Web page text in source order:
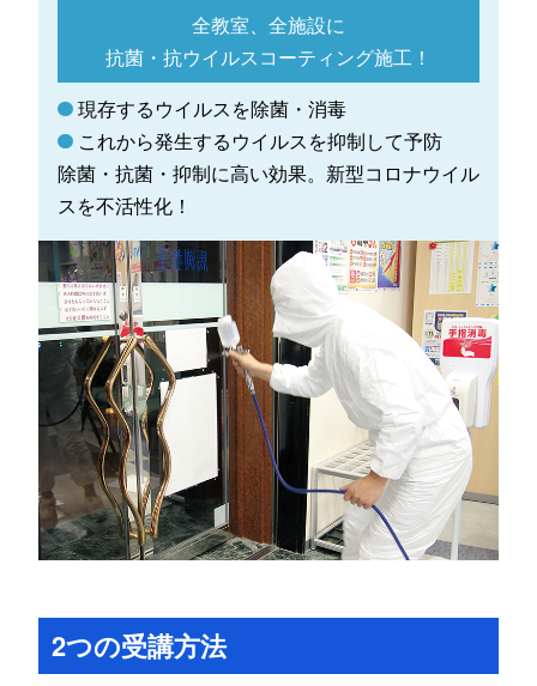
全教室、全施設に
抗菌・抗ウイルスコーティング施工！
現存するウイルスを除菌・消毒
これから発生するウイルスを抑制して予防
除菌・抗菌・抑制に高い効果。新型コロナウイル
スを不活性化！
2つの受講方法